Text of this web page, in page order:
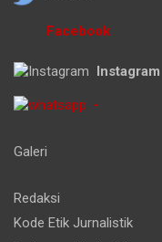
Facebook
Instagram
-
Galeri
Redaksi
Kode Etik Jurnalistik